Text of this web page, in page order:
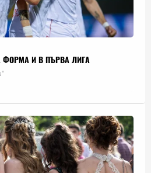
ФОРМА И В ПЪРВА ЛИГА